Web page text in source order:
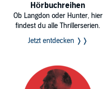
Hörbuchreihen
Ob Langdon oder Hunter, hier
findest du alle Thrillerserien.
Jetzt entdecken ❭❭